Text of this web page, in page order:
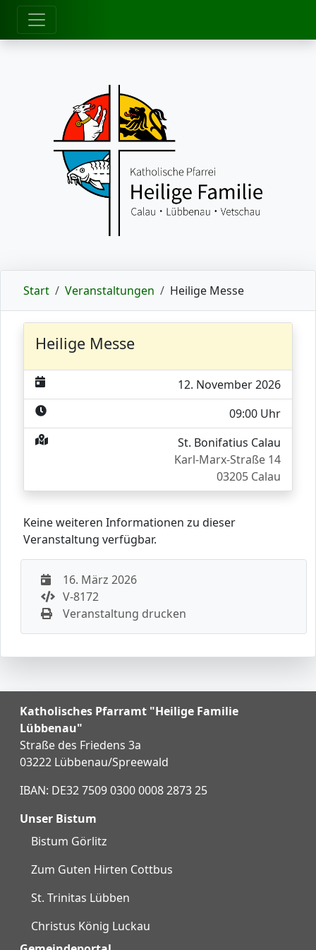
zum Inhalt
Start Veranstaltungen Heilige Messe
Heilige Messe
12. November 2026
09:00 Uhr
St. Bonifatius Calau
Karl-Marx-Straße 14
03205 Calau
Keine weiteren Informationen zu dieser
Veranstaltung verfügbar.
16. März 2026
V-8172
Veranstaltung drucken
Katholisches Pfarramt "Heilige Familie
Lübbenau"
Straße des Friedens 3a
03222 Lübbenau/Spreewald
IBAN: DE32 7509 0300 0008 2873 25
Unser Bistum
Bistum Görlitz
Zum Guten Hirten Cottbus
St. Trinitas Lübben
Christus König Luckau